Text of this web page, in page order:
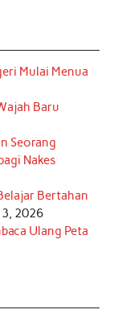
Mulai Menua
Baru
Seorang
Nakes
Bertahan
2026
Ulang Peta